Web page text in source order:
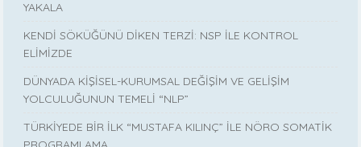
YAKALA
KENDİ SÖKÜĞÜNÜ DİKEN TERZİ: NSP İLE KONTROL
ELİMİZDE
DÜNYADA KİŞİSEL-KURUMSAL DEĞİŞİM VE GELİŞİM
YOLCULUĞUNUN TEMELİ “NLP”
TÜRKİYEDE BİR İLK “MUSTAFA KILINÇ” İLE NÖRO SOMATİK